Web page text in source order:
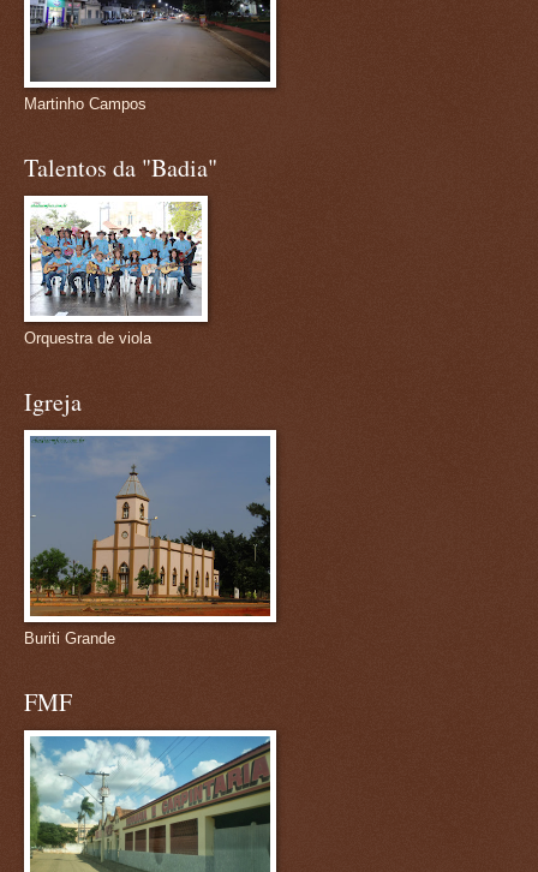
Martinho Campos
Talentos da "Badia"
Orquestra de viola
Igreja
Buriti Grande
FMF